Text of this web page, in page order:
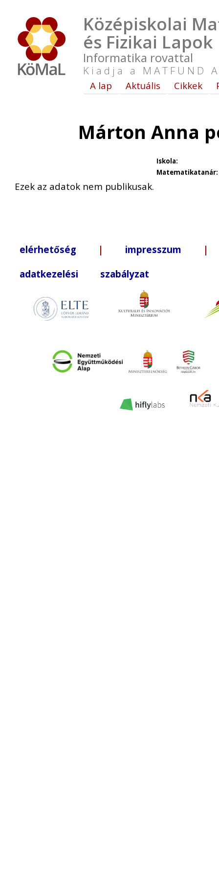
Középiskolai
és Fizikai Lapok
Informatika rovattal
Kiadja a MATFUND
A lap Aktuális Cikkek
Márton Anna
Iskola:
Matematikatanár:
Ezek az adatok nem publikusak.
elérhetőség | impresszum |
adatkezelési szabályzat